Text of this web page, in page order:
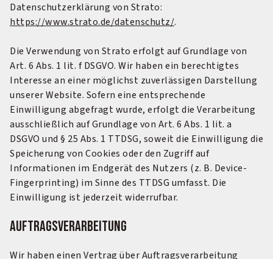
Datenschutzerklärung von Strato:
https://www.strato.de/datenschutz/.
Die Verwendung von Strato erfolgt auf Grundlage von
Art. 6 Abs. 1 lit. f DSGVO. Wir haben ein berechtigtes
Interesse an einer möglichst zuverlässigen Darstellung
unserer Website. Sofern eine entsprechende
Einwilligung abgefragt wurde, erfolgt die Verarbeitung
ausschließlich auf Grundlage von Art. 6 Abs. 1 lit. a
DSGVO und § 25 Abs. 1 TTDSG, soweit die Einwilligung die
Speicherung von Cookies oder den Zugriff auf
Informationen im Endgerät des Nutzers (z. B. Device-
Fingerprinting) im Sinne des TTDSG umfasst. Die
Einwilligung ist jederzeit widerrufbar.
Auftragsverarbeitung
Wir haben einen Vertrag über Auftragsverarbeitung